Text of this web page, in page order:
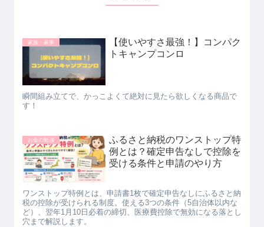
家族・家事
【使いやすさ最強！】コンパク
トキャンプコンロ
瞬間組み立てで、かっこよくて絶対に見たら欲しくなる商品で
す！
お金の勉強
ふるさと納税のワンストップ特
例とは？確定申告なしで控除を
受ける条件と申請のやり方
ワンストップ特例とは、申請書1枚で確定申告なしにふるさと納
税の控除が受けられる制度。使える3つの条件（5自治体以内な
ど）、翌年1月10日必着の締切、医療費控除で無効になる落とし
穴まで解説します。